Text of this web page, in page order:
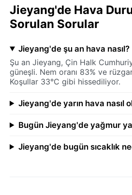
Jieyang'de Hava
Sorulan Sorular
Jieyang'de şu an hava nasıl?
Şu an Jieyang, Çin Halk
güneşli. Nem oranı 83% ve
Koşullar 33°C gibi hissediliyor.
Jieyang'de yarın hava nasıl
Bugün Jieyang'de yağmur
Jieyang'de bugün sıcaklık